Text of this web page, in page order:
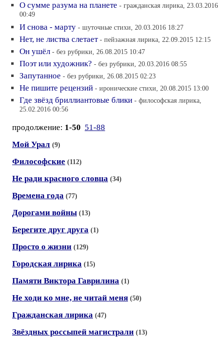
О сумме разума на планете - гражданская лирика, 23.03.2016
00:49
И снова - марту - шуточные стихи, 20.03.2016 18:27
Нет, не листва слетает - пейзажная лирика, 22.09.2015 12:15
Он ушёл - без рубрики, 26.08.2015 10:47
Поэт или художник? - без рубрики, 20.03.2016 08:55
Запутанное - без рубрики, 26.08.2015 02:23
Не пишите рецензий - иронические стихи, 20.08.2015 13:00
Где звёзд бриллиантовые блики - философская лирика,
25.02.2016 00:56
продолжение: 1-50 51-88
Мой Урал (9)
Философские (112)
Не ради красного словца (34)
Времена года (77)
Дорогами войны (13)
Берегите друг друга (1)
Просто о жизни (129)
Городская лирика (15)
Памяти Виктора Гаврилина (1)
Не ходи ко мне, не читай меня (50)
Гражданская лирика (47)
Звёздных россыпей магистрали (13)